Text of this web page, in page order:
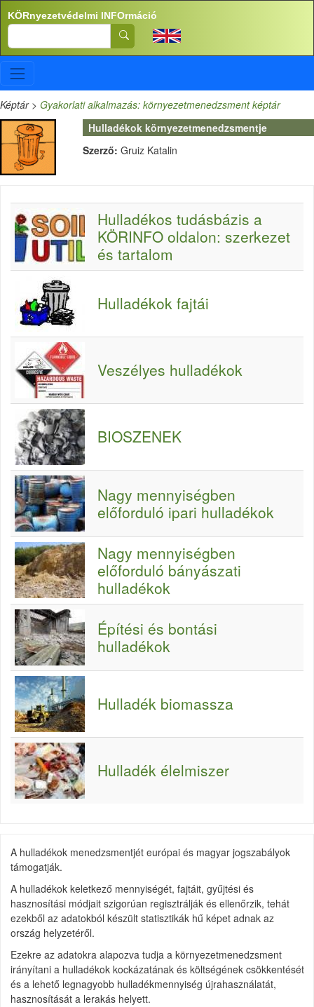
Ugrás a tartalomra
KÖRnyezetvédelmi INFOrmáció
Search
Képtár> Gyakorlati alkalmazás: környezetmenedzsment képtár
Hulladékok környezetmenedzsmentje
Szerző: Gruiz Katalin
Hulladékos tudásbázis a
KÖRINFO oldalon: szerkezet
és tartalom
Hulladékok fajtái
Veszélyes hulladékok
BIOSZENEK
Nagy mennyiségben
előforduló ipari hulladékok
Nagy mennyiségben
előforduló bányászati
hulladékok
Építési és bontási
hulladékok
Hulladék biomassza
Hulladék élelmiszer
A hulladékok menedzsmentjét európai és magyar jogszabályok
támogatják.
A hulladékok keletkező mennyiségét, fajtáit, gyűjtési és
hasznosítási módjait szigorúan regisztrálják és ellenőrzik, tehát
ezekből az adatokból készült statisztikák hű képet adnak az
ország helyzetéről.
Ezekre az adatokra alapozva tudja a környezetmenedzsment
irányítani a hulladékok kockázatának és költségének csökkentését
és a lehető legnagyobb hulladékmennyiség újrahasználatát,
hasznosítását a lerakás helyett.